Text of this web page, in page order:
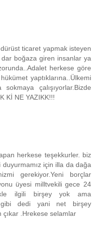
ticaret yapmak isteyen
boğaza giren insanlar ya
herkese göre
yaptıklarına..Ülkemi
çalışıyorlar.Bizde
Kİ NE YAZIKK!!!
herkese teşekkurler. biz
için illa da dağa
gerekiyor.Yeni borçlar
üyesi milltvekili gece 24
ilgili birşey yok ama
gibi dedi yani net birşey
çıkar .Hrekese selamlar